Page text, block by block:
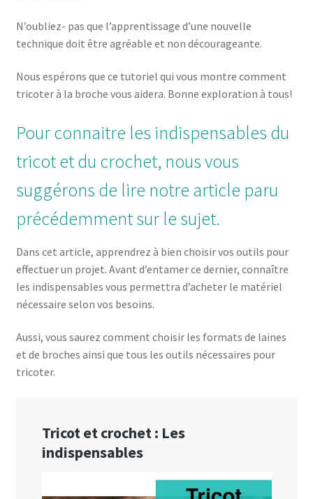
N’oubliez- pas que l’apprentissage d’une nouvelle
technique doit être agréable et non décourageante.
Nous espérons que ce tutoriel qui vous montre comment
tricoter à la broche vous aidera. Bonne exploration à tous!
Pour connaitre les indispensables du
tricot et du crochet, nous vous
suggérons de lire notre article paru
précédemment sur le sujet.
Dans cet article, apprendrez à bien choisir vos outils pour
effectuer un projet. Avant d’entamer ce dernier, connaître
les indispensables vous permettra d’acheter le matériel
nécessaire selon vos besoins.
Aussi, vous saurez comment choisir les formats de laines
et de broches ainsi que tous les outils nécessaires pour
tricoter.